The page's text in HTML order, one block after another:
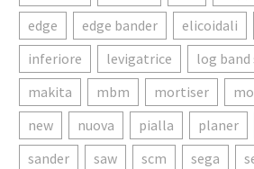
edge
edge bander elicoidali
inferiore
levigatrice log band
makita
mbm mortiser
new
nuova pialla planer
sander
saw scm sega